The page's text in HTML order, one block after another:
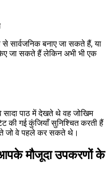
सार्वजनिक बनाए जा सकते हैं, या
जा सकते हैं लेकिन अभी भी एक
सादा पाठ में देखते थे वह जोखिम
की गई कुंजियाँ सुनिश्चित करती हैं
जो वे पहले कर सकते थे।
मौजूदा उपकरणों के